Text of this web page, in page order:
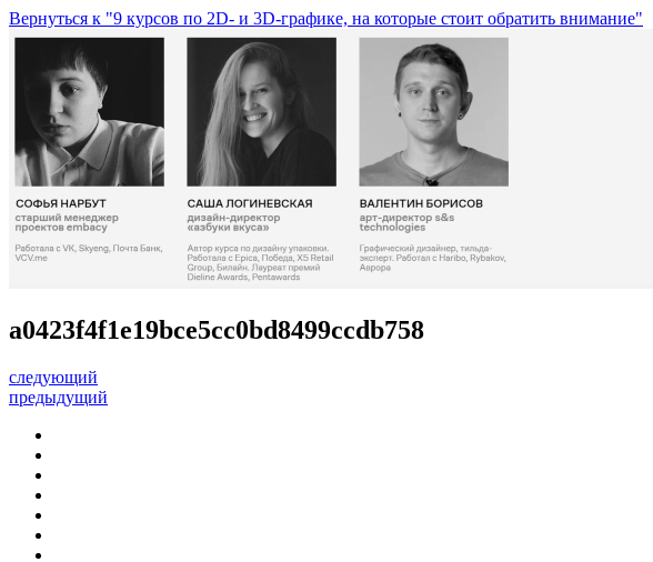
Вернуться к "9 курсов по 2D- и 3D-графике, на которые стоит обратить внимание"
a0423f4f1e19bce5cc0bd8499ccdb758
следующий
предыдущий